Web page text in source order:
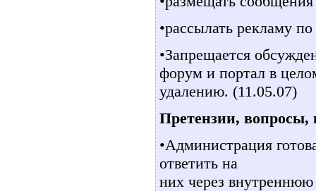
•рассылать рекламу
•Запрещается
форум и портал в
удалению. (11.05.07)
Претензии, вопросы,
•Администрация
ответить на
них через